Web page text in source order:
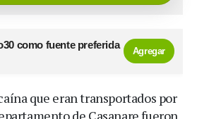
como fuente preferida
Agregar
que eran transportados por
de Casanare fueron